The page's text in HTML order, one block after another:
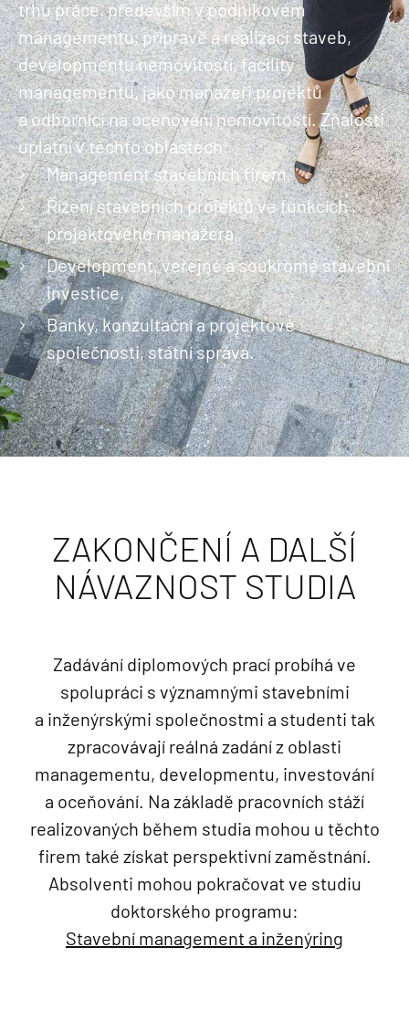
trhu práce, především v podnikovém
managementu, přípravě a realizaci staveb,
developmentu nemovitostí, facility
managementu, jako manažeři projektů
a odborníci na oceňování nemovitostí. Znalosti
uplatní v těchto oblastech:
Management stavebních firem,
Řízení stavebních projektů ve funkcích
projektového manažera,
Development, veřejné a soukromé stavební
investice,
Banky, konzultační a projektové
společnosti, státní správa.
ZAKONČENÍ A DALŠÍ
NÁVAZNOST STUDIA
Zadávání diplomových prací probíhá ve
spolupráci s významnými stavebními
a inženýrskými společnostmi a studenti tak
zpracovávají reálná zadání z oblasti
managementu, developmentu, investování
a oceňování. Na základě pracovních stáží
realizovaných během studia mohou u těchto
firem také získat perspektivní zaměstnání.
Absolventi mohou pokračovat ve studiu
doktorského programu:
Stavební management a inženýring